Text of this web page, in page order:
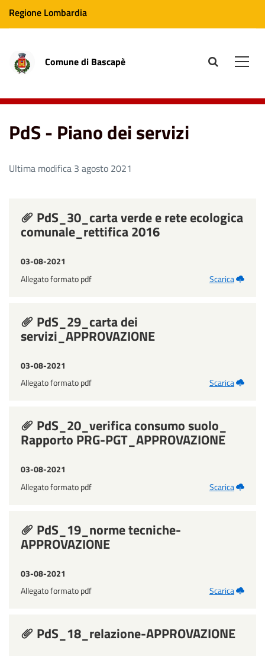
Regione Lombardia
Comune di Bascapè site.searc
PdS - Piano dei servizi
Ultima modifica 3 agosto 2021
PdS_30_carta verde e rete ecologica
comunale_rettifica 2016
03-08-2021
Allegato formato pdf
Scarica
PdS_29_carta dei
servizi_APPROVAZIONE
03-08-2021
Allegato formato pdf
Scarica
PdS_20_verifica consumo suolo_
Rapporto PRG-PGT_APPROVAZIONE
03-08-2021
Allegato formato pdf
Scarica
PdS_19_norme tecniche-
APPROVAZIONE
03-08-2021
Allegato formato pdf
Scarica
PdS_18_relazione-APPROVAZIONE